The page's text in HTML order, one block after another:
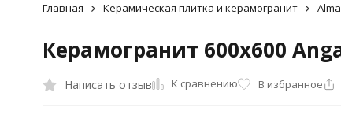
Главная Керамическая плитка и керамогранит
Керамогранит 600x600
Написать отзыв К сравнению В избранное